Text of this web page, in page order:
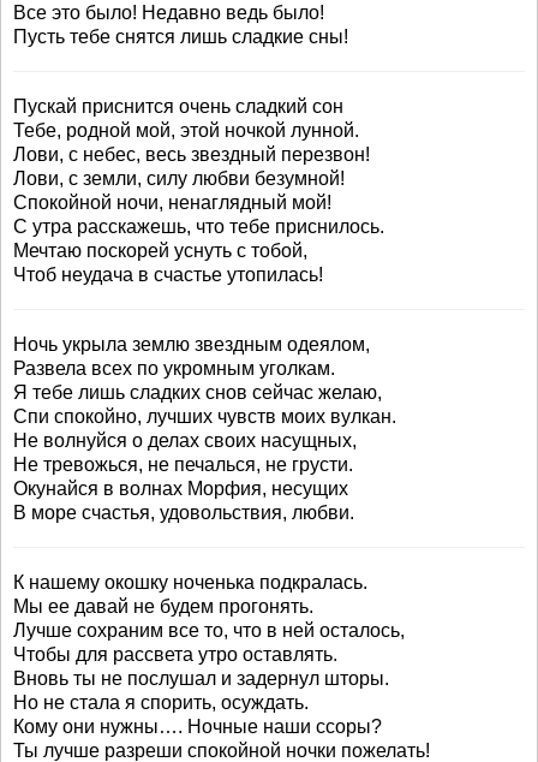
Все это было! Недавно ведь было!
Пусть тебе снятся лишь сладкие сны!
Пускай приснится очень сладкий сон
Тебе, родной мой, этой ночкой лунной.
Лови, с небес, весь звездный перезвон!
Лови, с земли, силу любви безумной!
Спокойной ночи, ненаглядный мой!
С утра расскажешь, что тебе приснилось.
Мечтаю поскорей уснуть с тобой,
Чтоб неудача в счастье утопилась!
Ночь укрыла землю звездным одеялом,
Развела всех по укромным уголкам.
Я тебе лишь сладких снов сейчас желаю,
Спи спокойно, лучших чувств моих вулкан.
Не волнуйся о делах своих насущных,
Не тревожься, не печалься, не грусти.
Окунайся в волнах Морфия, несущих
В море счастья, удовольствия, любви.
К нашему окошку ноченька подкралась.
Мы ее давай не будем прогонять.
Лучше сохраним все то, что в ней осталось,
Чтобы для рассвета утро оставлять.
Вновь ты не послушал и задернул шторы.
Но не стала я спорить, осуждать.
Кому они нужны…. Ночные наши ссоры?
Ты лучше разреши спокойной ночки пожелать!